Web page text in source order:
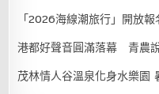
「2026海線潮旅行」開放
港都好聲音圓滿落幕 青農
茂林情人谷溫泉化身水樂園